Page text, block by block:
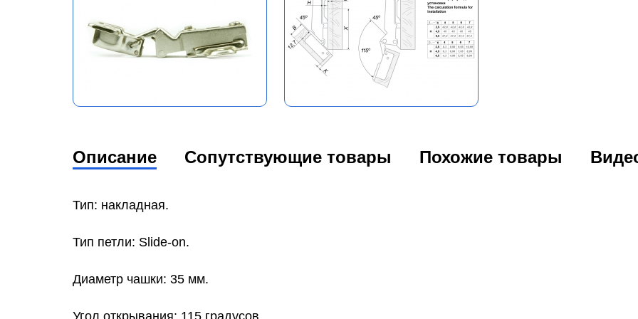
Описание Сопутствующие товары Похожие товары
Тип: накладная.
Тип петли: Slide-on.
Диаметр чашки: 35 мм.
Угол открывания: 115 градусов.